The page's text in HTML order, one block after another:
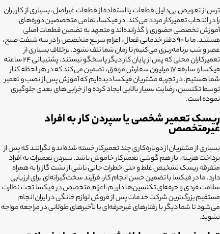
ترس از تعویض بی‌دلیل قطعات یا استفاده از قطعات غیراصل، بسیاری از کاربران
را در انتخاب تعمیرکار مردد می‌کند. در فیکسا، تمامی متخصصین دوره‌های
آموزش تخصصی حضوری را گذرانده‌اند و متعهد به تضمین قطعات اصلی
هستند. ما با ۹۰ دفتر خدماتی فعال، اعزام سریع متخصص را در سه شیفت صبح،
عصر و شب برنامه‌ریزی می‌کنیم تا زمان شما تلف نشود. برخلاف بسیاری از
تعمیرکاران محلی که پس از پایان کار دیگر پاسخگو نیستند، پشتیبانی ۲۴ ساعته
فیکسا و سابقه ۱۷ میلیون سفارش موفق، تضمین می‌کند که در هر لحظه کنار
شما هستیم. در تجربه مشتریان فیکسا دیده‌ایم که آموزش پس از نصب و تعمیر
توسط تکنسین، رضایت بسیار بالایی ایجاد کرده و از خرابی‌های بعدی جلوگیری
نموده است.
ریسک تعمیر شخصی یا سپردن کار به افراد
غیرمتخصص
بسیاری از مشتریان از دوباره‌کاری چند تعمیرکار خسته شده‌اند و نگرانند که پس از
پرداخت هزینه، باز هم گوشی تعمیرکار خاموش باشد. سپردن تعمیرات به افراد
متفرقه ریسک تشخیص غلط و حتی خطرات جانی ناشی از نشت گاز را به همراه
دارد. ما در فیکسا با تضمین حسن انجام کار، فرآیند سخت‌گیرانه‌ای برای ارزیابی
سلامت فردی و حرفه‌ای تکنسین‌ها داریم. اعزام متخصص در فیکسا تحت نظارت
مستقیم بزرگ‌ترین شرکت خدمات پس از فروش لوازم خانگی در ایران انجام
می‌شود تا شما دیگر با رفتارهای غیرحرفه‌ای یا تأخیرهای طولانی در مراجعه مواجه
نشوید.